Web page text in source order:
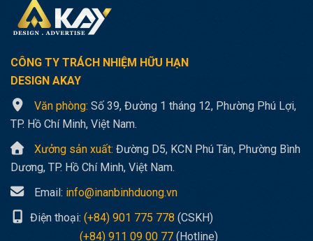
CÔNG TY TRÁCH NHIỆM HỮU HẠN
DESIGN AKAY
Văn phòng: Số 39, Đường 1 tháng 12, Phường Phú Lợi,
TP. Hồ Chí Minh, Việt Nam.
Xưởng sản xuất: Đường D5, KCN Phú Tân, Phường Bình
Dương, TP. Hồ Chí Minh, Việt Nam.
Email: info@inanbinhduong.vn
Điện thoại: (+84) 901 775 778 (CSKH)
(+84) 911 09 00 77 (Hotline)